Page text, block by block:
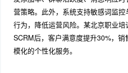
营策略。此外，系统支持敏感词监
行为，降低运营风险。某北京职业
SCRM后，客户满意度提升30%，
模化的个性化服务。